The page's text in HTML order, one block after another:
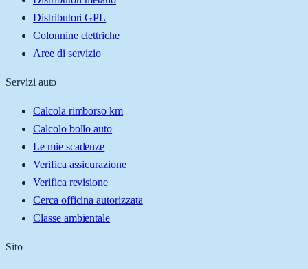
Distributori GPL
Colonnine elettriche
Aree di servizio
Servizi auto
Calcola rimborso km
Calcolo bollo auto
Le mie scadenze
Verifica assicurazione
Verifica revisione
Cerca officina autorizzata
Classe ambientale
Sito